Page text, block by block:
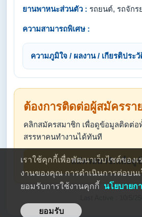
ยานพาหนะส่วนตัว : รถยนต์, รถจักร
ความสามารถพิเศษ :
ความภูมิใจ / ผลงาน / เกียรติประ
ต้องการติดต่อผู้สมัครรา
คลิกสมัครสมาชิก เพื่อดูข้อมูลติดต่อ
สรรหาคนทำงานได้ทันที
สมัครสมาชิกเพื่อดู
เราใช้คุกกี้เพื่อพัฒนาเว็บไซต์ของ
งานของคุณ การดำเนินการต่อบน
ยอมรับการใช้งานคุกกี้ นโยบายก